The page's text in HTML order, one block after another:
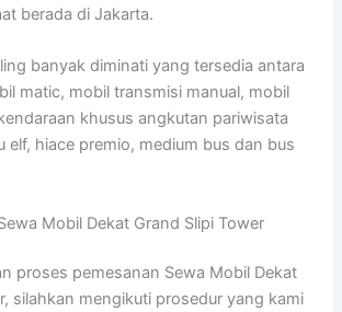
berada di Jakarta.
banyak diminati yang tersedia antara
matic, mobil transmisi manual, mobil
khusus angkutan pariwisata
elf, hiace premio, medium bus dan bus
Mobil Dekat Grand Slipi Tower
proses pemesanan Sewa Mobil Dekat
silahkan mengikuti prosedur yang kami